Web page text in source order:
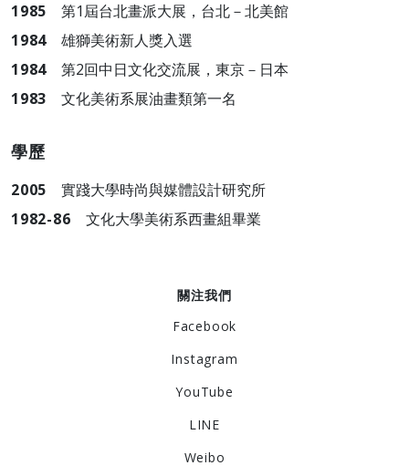
1985
第1屆台北畫派大展，台北－北美館
1984
雄獅美術新人獎入選
1984
第2回中日文化交流展，東京－日本
1983
文化美術系展油畫類第一名
學歷
2005
實踐大學時尚與媒體設計研究所
1982-86
文化大學美術系西畫組畢業
關注我們
Facebook
Instagram
YouTube
LINE
Weibo